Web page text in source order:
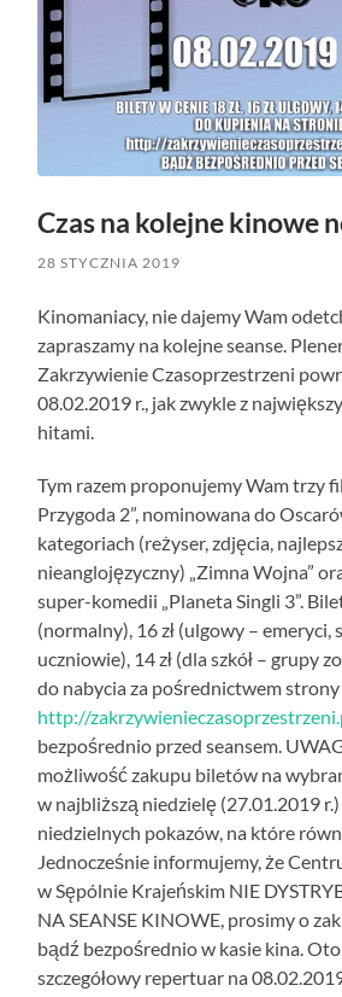
Czas na kolejne kinowe
28 STYCZNIA 2019
Kinomaniacy, nie dajemy Wam
zapraszamy na kolejne seanse.
Zakrzywienie Czasoprzestrzeni
08.02.2019 r., jak zwykle z
hitami.
Tym razem proponujemy Wam trzy
Przygoda 2”, nominowana do
kategoriach (reżyser, zdjęcia,
nieanglojęzyczny) „Zimna Wojna”
super-komedii „Planeta Singli 3”.
(normalny), 16 zł (ulgowy – emeryci,
uczniowie), 14 zł (dla szkół – grupy
do nabycia za pośrednictwem strony
http://
bezpośrednio przed seansem.
możliwość zakupu biletów na
w najbliższą niedzielę (27.01.2019
niedzielnych pokazów, na które
Jednocześnie informujemy, że
w Sępólnie Krajeńskim NIE
NA SEANSE KINOWE, prosimy o
bądź bezpośrednio w kasie kina.
szczegółowy repertuar na